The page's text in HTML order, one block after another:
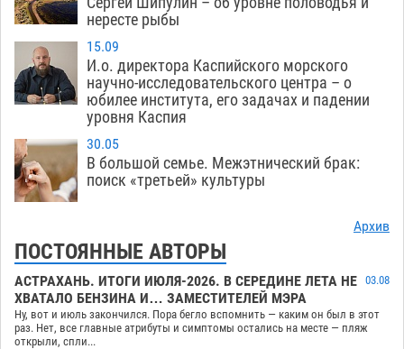
нересте рыбы
15.09
И.о. директора Каспийского морского
научно-исследовательского центра – о
юбилее института, его задачах и падении
уровня Каспия
30.05
В большой семье. Межэтнический брак:
поиск «третьей» культуры
Архив
ПОСТОЯННЫЕ АВТОРЫ
АСТРАХАНЬ. ИТОГИ ИЮЛЯ-2026. В СЕРЕДИНЕ ЛЕТА НЕ
ХВАТАЛО БЕНЗИНА И… ЗАМЕСТИТЕЛЕЙ МЭРА
03.08
Ну, вот и июль закончился. Пора бегло вспомнить — каким он был в этот
раз. Нет, все главные атрибуты и симптомы остались на месте — пляж
открыли, спли...